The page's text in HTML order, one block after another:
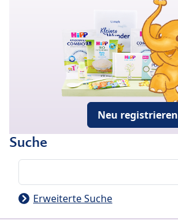
Neu registrieren
Suche
Erweiterte Suche